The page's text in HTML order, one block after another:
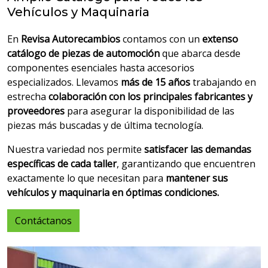
Vehículos y Maquinaria
En Revisa Autorecambioscontamos con un extenso
catálogo de piezas de automociónque abarca desde
componentes esenciales hasta accesorios
especializados. Llevamos más de 15 añostrabajando en
estrecha colaboración con los principales fabricantes y
proveedores para asegurar la disponibilidad de las
piezas más buscadas y de última tecnología.
Nuestra variedad nos permite satisfacer las demandas
específicas de cada taller, garantizando que encuentren
exactamente lo que necesitan para mantener sus
vehículos y maquinaria en óptimas condiciones.
Contáctanos